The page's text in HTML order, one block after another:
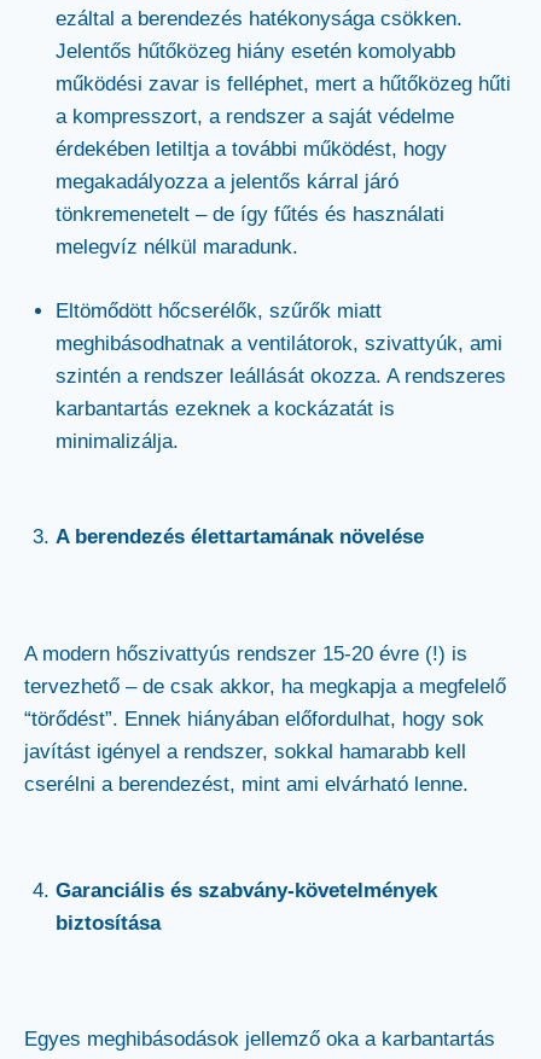
ezáltal a berendezés hatékonysága csökken.
Jelentős hűtőközeg hiány esetén komolyabb
működési zavar is felléphet, mert a hűtőközeg hűti
a kompresszort, a rendszer a saját védelme
érdekében letiltja a további működést, hogy
megakadályozza a jelentős kárral járó
tönkremenetelt – de így fűtés és használati
melegvíz nélkül maradunk.
Eltömődött hőcserélők, szűrők miatt
meghibásodhatnak a ventilátorok, szivattyúk, ami
szintén a rendszer leállását okozza. A rendszeres
karbantartás ezeknek a kockázatát is
minimalizálja.
A berendezés élettartamának növelése
A modern hőszivattyús rendszer 15-20 évre (!) is
tervezhető – de csak akkor, ha megkapja a megfelelő
“törődést”. Ennek hiányában előfordulhat, hogy sok
javítást igényel a rendszer, sokkal hamarabb kell
cserélni a berendezést, mint ami elvárható lenne.
Garanciális és szabvány-követelmények
biztosítása
Egyes meghibásodások jellemző oka a karbantartás